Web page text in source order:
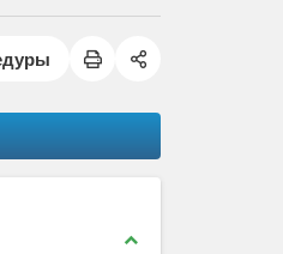
expand_less